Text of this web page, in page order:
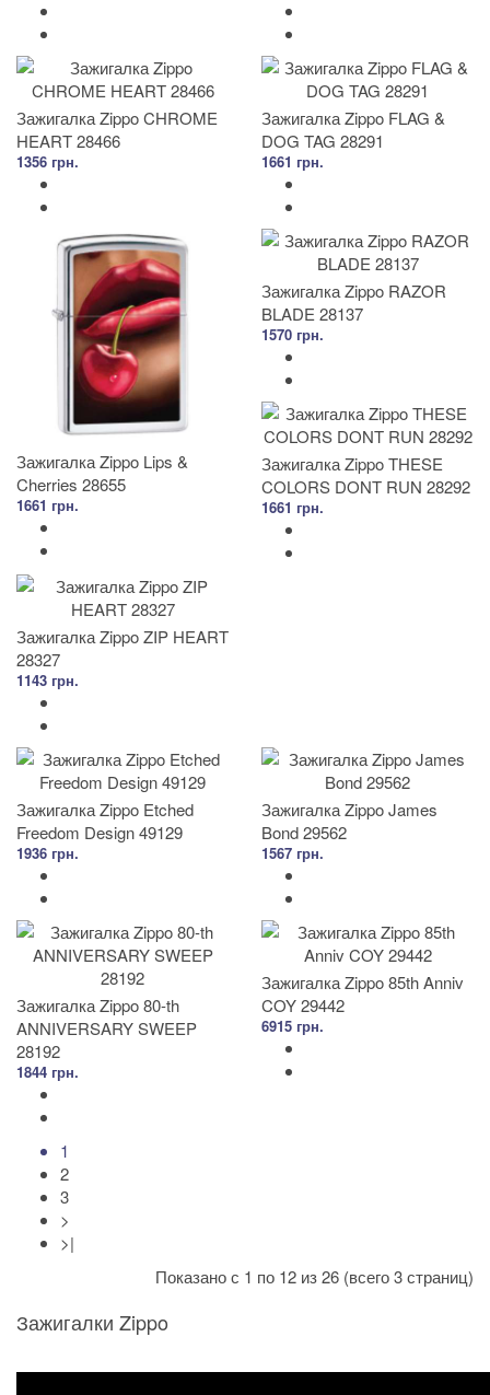
Зажигалка Zippo CHROME
HEART 28466
1356 грн.
Зажигалка Zippo FLAG &
DOG TAG 28291
1661 грн.
Зажигалка Zippo Lips &
Cherries 28655
1661 грн.
Зажигалка Zippo RAZOR
BLADE 28137
1570 грн.
Зажигалка Zippo THESE
COLORS DONT RUN 28292
1661 грн.
Зажигалка Zippo ZIP HEART
28327
1143 грн.
Зажигалка Zippo Etched
Freedom Design 49129
1936 грн.
Зажигалка Zippo James
Bond 29562
1567 грн.
Зажигалка Zippo 80-th
ANNIVERSARY SWEEP
28192
1844 грн.
Зажигалка Zippo 85th Anniv
COY 29442
6915 грн.
1
2
3
>
>|
Показано с 1 по 12 из 26 (всего 3 страниц)
Зажигалки Zippo